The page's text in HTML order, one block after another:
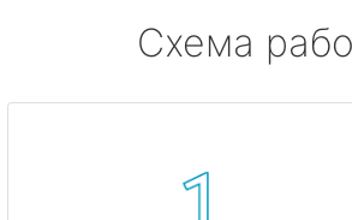
Схема